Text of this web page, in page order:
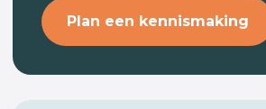
Plan een kennismaking